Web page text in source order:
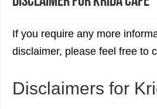
If you require any more
disclaimer, please feel free to
Disclaimers for